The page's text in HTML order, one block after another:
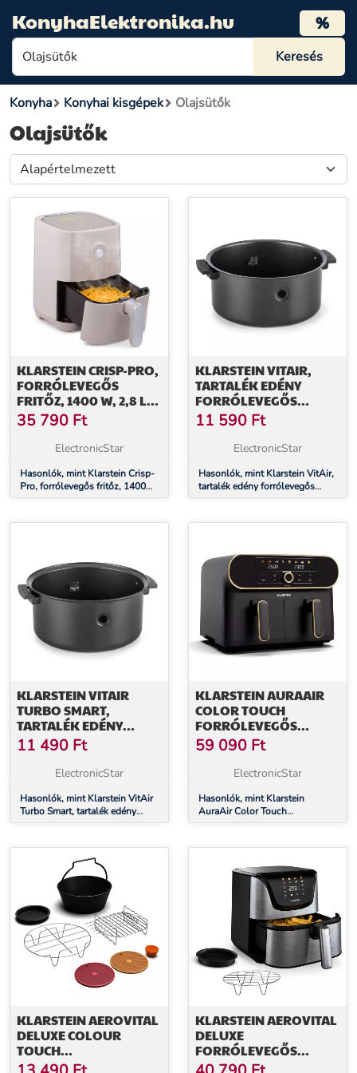
KonyhaElektronika.hu %
Konyha Konyhai kisgépek Olajsütők
Olajsütők
KLARSTEIN CRISP-PRO,
FORRÓLEVEGŐS
FRITŐZ, 1400 W, 2,8 L, 8
PROGRAM, IDŐZÍTŐ,
ROZSDAMENTES ACÉL
35 790 Ft
ElectronicStar
Hasonlók, mint Klarstein Crisp-
Pro, forrólevegős fritőz, 1400
W, 2,8 l, 8 program, időzítő,
KLARSTEIN VITAIR,
TARTALÉK EDÉNY
FORRÓLEVEGŐS
FRITŐZBE, ACÉL,
CERAPLUS, 700G
11 590 Ft
ElectronicStar
Hasonlók, mint Klarstein VitAir,
tartalék edény forrólevegős
fritőzbe, acél, CeraPlus, 700g
KLARSTEIN VITAIR
TURBO SMART,
TARTALÉK EDÉNY
FORRÓLEVEGŐS
FRITŐZBE, ACÉL, CERA
PLUS, 750 G
11 490 Ft
ElectronicStar
Hasonlók, mint Klarstein VitAir
Turbo Smart, tartalék edény
forrólevegős fritőzbe, acél, Cera
KLARSTEIN AURAAIR
COLOR TOUCH
FORRÓLEVEGŐS
FRITŐZ, 11 L, 1700 W, 80
- 200 °C, 8 PROGRAM
59 090 Ft
ElectronicStar
Hasonlók, mint Klarstein
AuraAir Color Touch
forrólevegős fritőz, 11 l, 1700
KLARSTEIN AEROVITAL
DELUXE COLOUR
TOUCH
TARTOZÉKKÉSZLET, 6
KLARSTEIN AEROVITAL
DELUXE
FORRÓLEVEGŐS
FRITŐZ, 1700 W, 8